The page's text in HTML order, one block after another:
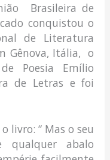
Brasileira de
conquistou o
de Literatura
Gênova, Itália, o
Poesia Emílio
de Letras e foi
livro: “ Mas o seu
abalo